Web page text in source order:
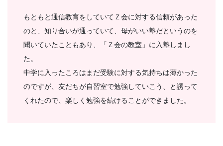
もともと通信教育をしていてＺ会に対する信頼があった
のと、知り合いが通っていて、母がいい塾だというのを
聞いていたこともあり、「Ｚ会の教室」に入塾しまし
た。
中学に入ったころはまだ受験に対する気持ちは薄かった
のですが、友だちが自習室で勉強していこう、と誘って
くれたので、楽しく勉強を続けることができました。